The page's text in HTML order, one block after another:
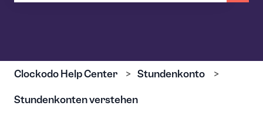
Clockodo Help Center Stundenkonto
Stundenkonten verstehen